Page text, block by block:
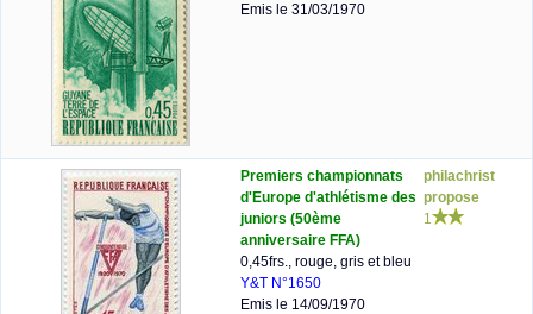
Emis le 31/03/1970
Premiers championnats
d'Europe d'athlétisme des
juniors (50ème
anniversaire FFA)
0,45frs., rouge, gris et bleu
Y&T N°1650
Emis le 14/09/1970
philachrist
propose
1